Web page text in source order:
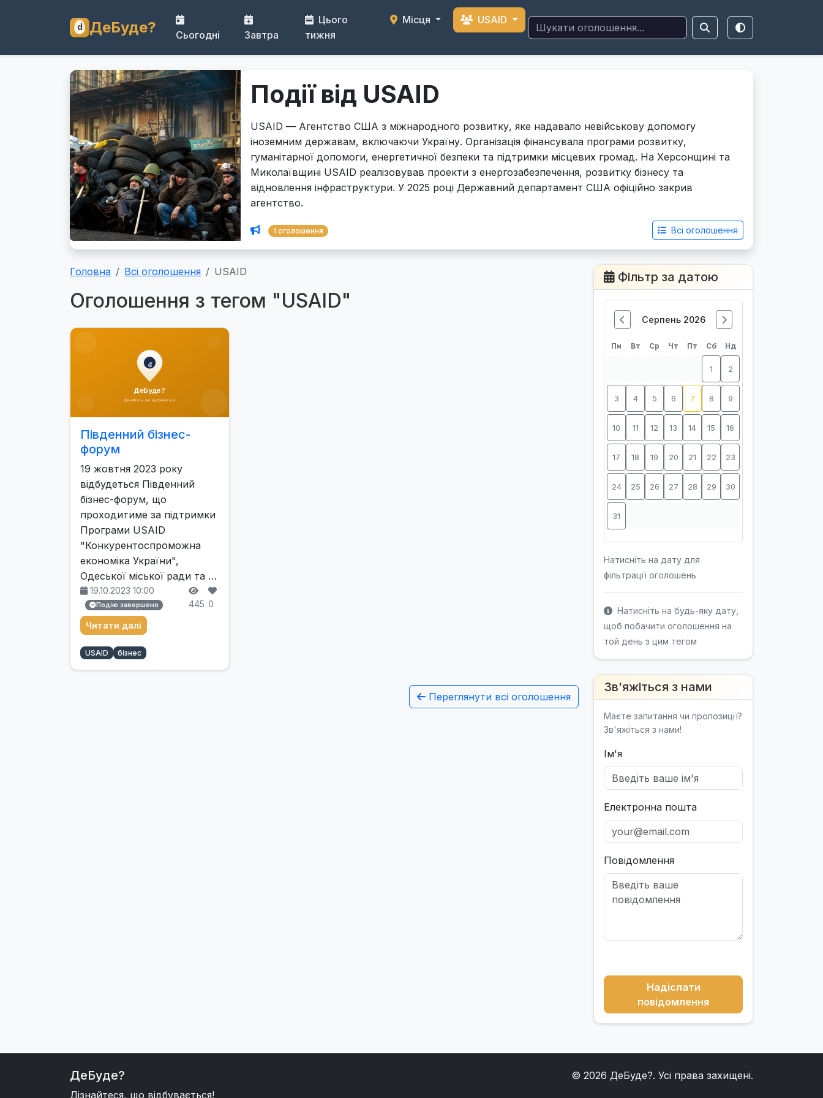
ДеБуде? Сьогодні Завтра
Цього
тижня
Місця USAID
Події від USAID
USAID — Агентство США з міжнародного розвитку, яке надавало невійськову допомогу
іноземним державам, включаючи Україну. Організація фінансувала програми розвитку,
гуманітарної допомоги, енергетичної безпеки та підтримки місцевих громад. На Херсонщині та
Миколаївщині USAID реалізовував проекти з енергозабезпечення, розвитку бізнесу та
відновлення інфраструктури. У 2025 році Державний департамент США офіційно закрив
агентство.
1 оголошення Всі оголошення
Головна Всі оголошення USAID
Оголошення з тегом "USAID"
Південний бізнес-
форум
19 жовтня 2023 року
відбудеться Південний
бізнес-форум, що
проходитиме за підтримки
Програми USAID
"Конкурентоспроможна
економіка України",
Одеської міської ради та …
19.10.2023 10:00
Подію завершено 445 0
Читати далі
USAID бізнес
Переглянути всі оголошення
Фільтр за датою
Серпень 2026
Пн Вт Ср Чт Пт Сб Нд
1 2
3 4 5 6 7 8 9
10 11 12 13 14 15 16
17 18 19 20 21 22 23
24 25 26 27 28 29 30
31
Натисніть на дату для
фільтрації оголошень
Натисніть на будь-яку дату,
щоб побачити оголошення на
той день з цим тегом
Зв'яжіться з нами
Маєте запитання чи пропозиції?
Зв'яжіться з нами!
Ім'я
Електронна пошта
Повідомлення
Надіслати
повідомлення
ДеБуде?
Дізнайтеся, що відбувається!
© 2026 ДеБуде?. Усі права захищені.